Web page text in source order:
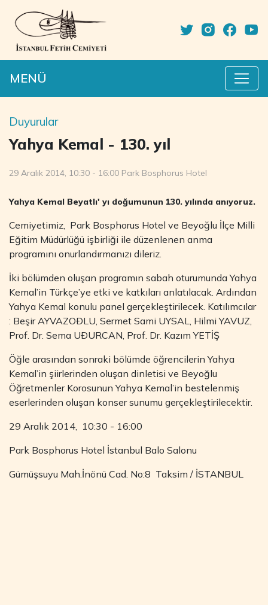
MENÜ
Duyurular
Yahya Kemal - 130. yıl
29 Aralık 2014, 10:30 - 16:00 Park Bosphorus Hotel
Yahya Kemal Beyatlı' yı doğumunun 130. yılında anıyoruz.
Cemiyetimiz, Park Bosphorus Hotel ve Beyoğlu İlçe Milli
Eğitim Müdürlüğü işbirliği ile düzenlenen anma
programını onurlandırmanızı dileriz.
İki bölümden oluşan programın sabah oturumunda Yahya
Kemal’in Türkçe’ye etki ve katkıları anlatılacak. Ardından
Yahya Kemal konulu panel gerçekleştirilecek. Katılımcılar
: Beşir AYVAZOÐLU, Sermet Sami UYSAL, Hilmi YAVUZ,
Prof. Dr. Sema UÐURCAN, Prof. Dr. Kazım YETİŞ
Öğle arasından sonraki bölümde öğrencilerin Yahya
Kemal’in şiirlerinden oluşan dinletisi ve Beyoğlu
Öğretmenler Korosunun Yahya Kemal’in bestelenmiş
eserlerinden oluşan konser sunumu gerçekleştirilecektir.
29 Aralık 2014, 10:30 - 16:00
Park Bosphorus Hotel İstanbul Balo Salonu
Gümüşsuyu Mah.İnönü Cad. No:8 Taksim / İSTANBUL